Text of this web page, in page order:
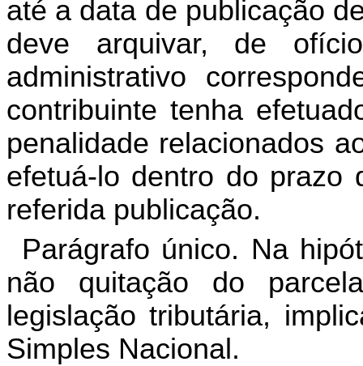
até a data de publicação
deve arquivar, de
administrativo
contribuinte tenha
penalidade relacionados
efetuá-lo dentro do prazo
referida publicação.
Parágrafo único. Na
não quitação do
legislação tributária,
Simples Nacional.